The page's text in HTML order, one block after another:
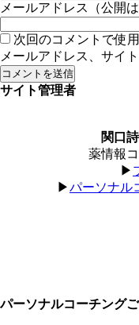
メールアドレス（公開
次回のコメントで使
メールアドレス、サイ
サイト管理者
関口
薬情報
▶︎
▶︎パーソナル
パーソナルコーチング